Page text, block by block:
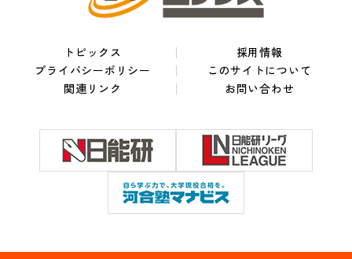
トピックス
採用情報
プライバシーポリシー
このサイトについて
関連リンク
お問い合わせ